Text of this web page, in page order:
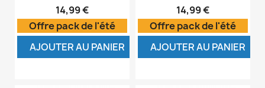
14,99 €
Offre pack de l'été
AJOUTER AU PANIER
14,99 €
Offre pack de l'été
AJOUTER AU PANIER